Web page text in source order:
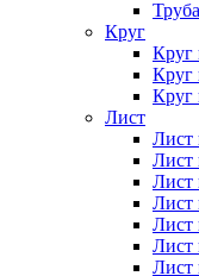
Круг
Круг
Круг
Круг
Лист
Лист
Лист
Лист
Лист
Лист
Лист
Лист